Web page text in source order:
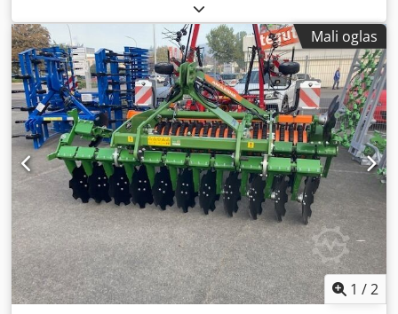
Mali oglas
1 /2